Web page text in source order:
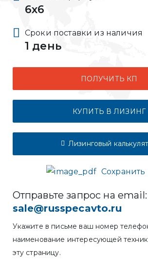
6x6
Сроки поставки из наличия
1 день
ПОЛУЧИТЬ КП
КУПИТЬ В ЛИЗИНГ
Лизинговый
Сохранить
Отправьте запрос на email:
sale@russpecavto.ru
Укажите в письме ваш номер
наименование интересующей
эту страницу.